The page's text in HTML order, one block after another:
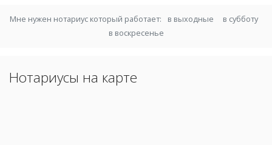
Мне нужен нотариус который работает: в выходные
в субботу
в воскресенье
Нотариусы на карте